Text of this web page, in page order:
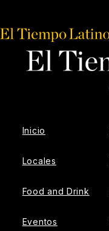
Inicio
Locales
Food and Drink
Eventos